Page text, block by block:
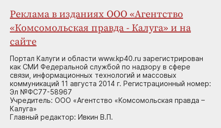
Реклама в изданиях ООО «Агентство
«Комсомольская правда - Калуга» и на
сайте
Портал Калуги и области www.kp40.ru зарегистрирован
как СМИ Федеральной службой по надзору в сфере
связи, информационных технологий и массовых
коммуникаций 11 августа 2014 г. Регистрационный номер:
Эл №ФС77-58967
Учредитель: ООО «Агентство «Комсомольская правда –
Калуга»
Главный редактор: Ивкин В.П.